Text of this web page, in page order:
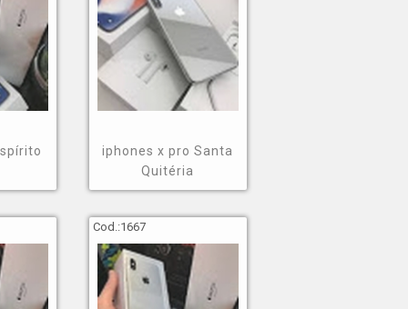
iphones x pro Santa
Quitéria
Cod.:1667